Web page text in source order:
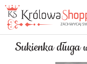
Sukienka